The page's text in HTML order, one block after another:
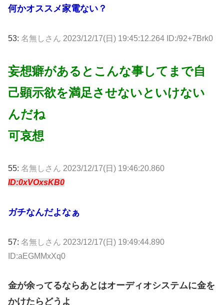
何かオススメ家電ない？
53: 名無しさん 2023/12/17(日) 19:45:12.264 ID:/92+7Brk0
妄想癖があるとこんな事してまで自
己顕示欲を満足させないといけない
んだね
可哀想
55: 名無しさん 2023/12/17(日) 19:46:20.860
ID:0xVOxsKB0
ガチなんだよなぁ
57: 名無しさん 2023/12/17(日) 19:49:44.890
ID:aEGMMxXq0
金が余ってるならあとはオーディオシステムに金を
かけたらどうよ